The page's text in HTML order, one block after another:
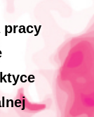
pracy